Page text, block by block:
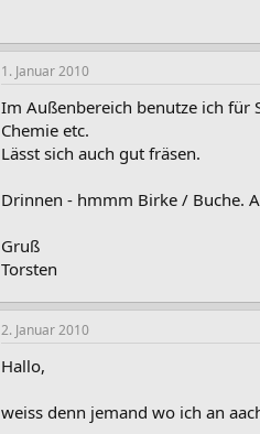
1. Januar 2010
Im Außenbereich benutze ich für
Chemie etc.
Lässt sich auch gut fräsen.
Drinnen - hmmm Birke / Buche.
Gruß
Torsten
2. Januar 2010
Hallo,
weiss denn jemand wo ich an